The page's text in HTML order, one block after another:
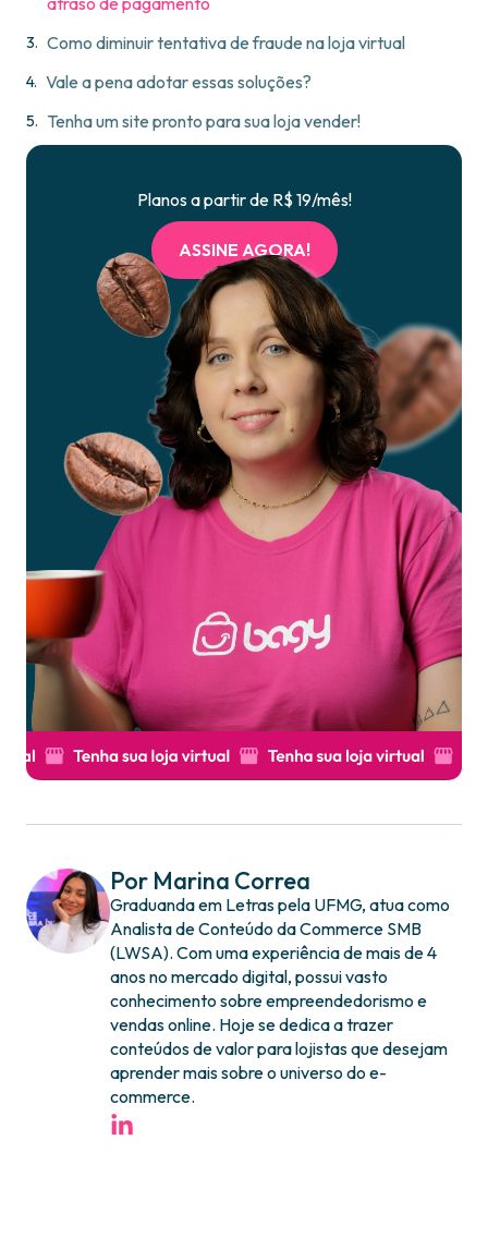
Como diminuir tentativa de fraude na loja virtual
Vale a pena adotar essas soluções?
Tenha um site pronto para sua loja vender!
Planos a partir de R$ 19/mês!
ASSINE AGORA!
Por Marina Correa
Graduanda em Letras pela UFMG, atua como
Analista de Conteúdo da Commerce SMB
(LWSA). Com uma experiência de mais de 4
anos no mercado digital, possui vasto
conhecimento sobre empreendedorismo e
vendas online. Hoje se dedica a trazer
conteúdos de valor para lojistas que desejam
aprender mais sobre o universo do e-
commerce.